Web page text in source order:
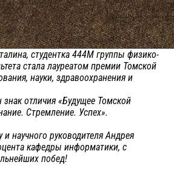
студентка 444М группы физико-
стала лауреатом премии Томской
науки, здравоохранения и
знак отличия «Будущее Томской
Стремление. Успех».
научного руководителя Андрея
кафедры информатики, с
побед!